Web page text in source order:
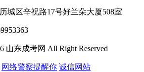
城区辛祝路17号好兰朵大厦508室
山东成考网 All Right Reserved
网络警察提醒你 诚信网站